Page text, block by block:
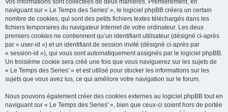
Vos informations sont collectées de deux manières. Premièrement, en
naviguant sur « Le Temps des Series' », le logiciel phpBB créera un certain
nombre de cookies, qui sont des petits fichiers textes téléchargés dans les
fichiers temporaires du navigateur Internet de votre ordinateur. Les deux
premiers cookies ne contiennent qu’un identifiant utilisateur (désigné ci-après
par « user-id ») et un identifiant de session invité (désigné ci-après par
« session-id »), qui vous sont automatiquement assignés par le logiciel phpBB.
Un troisième cookie sera créé une fois que vous naviguerez sur les sujets de
« Le Temps des Series' » et est utilisé pour stocker les informations sur les
sujets que vous avez lus, ce qui améliore votre navigation sur le forum.
Nous pouvons également créer des cookies externes au logiciel phpBB tout en
naviguant sur « Le Temps des Series' », bien que ceux-ci soient hors de portée